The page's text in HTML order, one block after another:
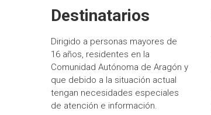
Destinatarios
Dirigido a personas mayores de
16 años, residentes en la
Comunidad Autónoma de Aragón y
que debido a la situación actual
tengan necesidades especiales
de atención e información.